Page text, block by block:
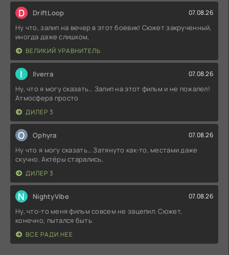
D DriftLoop 07.08.26
Ну что, залип на вечер в этот боевик! Сюжет закрученный,
иногда даже слишком,
ВЕЛИКИЙ УРАВНИТЕЛЬ
I Ilverra 07.08.26
Ну, что я могу сказать… Залип на этот фильм и не пожалел!
Атмосфера просто
ДИЛЕР 3
O Ophyra 07.08.26
Ну что я могу сказать… Затянуто как-то, местами даже
скучно. Актёры старались,
ДИЛЕР 3
N NightyVibe 07.08.26
Ну, что-то меня фильм совсем не зацепил. Сюжет,
конечно, пытался быть
ВСЕ РАДИ НЕЕ